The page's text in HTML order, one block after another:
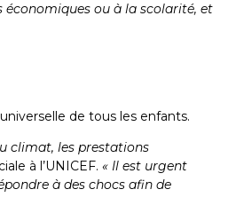
ou à la scolarité, et
de tous les enfants.
climat, les prestations
à l’UNICEF. « Il est urgent
à des chocs afin de